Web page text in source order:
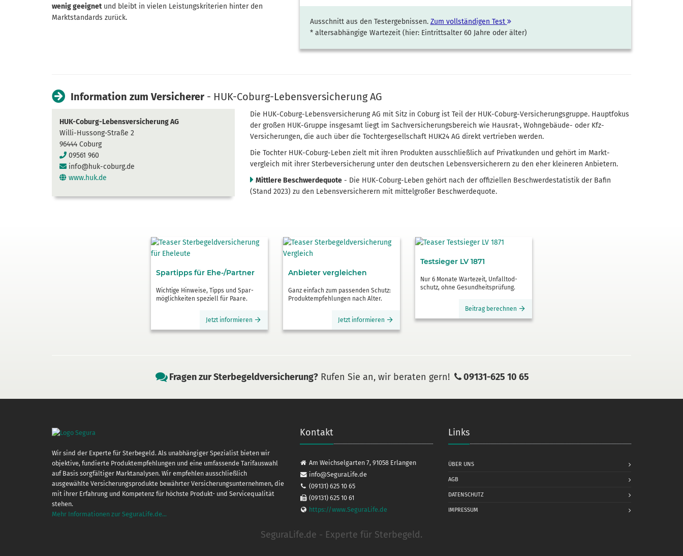
wenig geeignetund bleibt in vielen Leistungskriterien hinter den
Marktstandards zurück.
Ausschnitt aus den Testergebnissen. Zum vollständigen Test
* altersabhängige Wartezeit (hier: Eintrittsalter 60 Jahre oder älter)
Information zum Versicherer - HUK-Coburg-Lebens­versicherung AG
HUK-Coburg-Lebens­versicherung AG
Willi-Hussong-Straße 2
96444 Coburg
09561 960
info@huk-coburg.de
www.huk.de
Die HUK-Coburg-Lebens­versicherung AG mit Sitz in Coburg ist Teil der HUK-Coburg-Versicherungs­gruppe. Hauptfokus
der großen HUK-Gruppe insgesamt liegt im Sach­versicherungs­bereich wie Hausrat-, Wohngebäude- oder Kfz-
Versicherungen, die auch über die Tochter­gesellschaft HUK24 AG direkt vertrieben werden.
Die Tochter HUK-Coburg-Leben zielt mit ihren Produkten ausschließlich auf Privatkunden und gehört im Markt­
vergleich mit ihrer Sterbe­versicherung unter den deutschen Lebens­versicherern zu den eher kleineren Anbietern.
Mittlere Beschwerdequote - Die HUK-Coburg-Leben gehört nach der offiziellen Beschwerde­statistik der Bafin
(Stand 2023) zu den Lebens­versicherern mit mittelgroßer Beschwerdequote.
Spartipps für Ehe-/Partner
Wichtige Hinweise, Tipps und Spar­
möglichkeiten speziell für Paare.
Jetzt informieren
Anbieter vergleichen
Ganz einfach zum passenden Schutz:
Produktempfehlungen nach Alter.
Jetzt informieren
Testsieger LV 1871
Nur 6 Monate Wartezeit, Unfall­tod­
schutz, ohne Gesundheits­prüfung.
Beitrag berechnen
Fragen zur Sterbegeldversicherung? Rufen Sie an, wir beraten gern! 09131-625 10 65
Wir sind der Experte für Sterbegeld. Als unabhängiger Spezialist bieten wir
objektive, fundierte Produkt­empfehlungen und eine umfassende Tarifauswahl
auf Basis sorgfältiger Markt­analysen. Wir empfehlen ausschließlich
ausgewählte Versicherungs­produkte bewährter Versicherungs­unter­nehmen, die
mit ihrer Erfahrung und Kompetenz für höchste Produkt- und Service­qualität
stehen.
Mehr Informationen zur SeguraLife.de...
Kontakt
Am Weichselgarten 7, 91058 Erlangen
info@SeguraLife.de
(09131) 625 10 65
(09131) 625 10 61
https://www.SeguraLife.de
Links
ÜBER UNS
AGB
DATENSCHUTZ
IMPRESSUM
SeguraLife.de - Experte für Sterbegeld.